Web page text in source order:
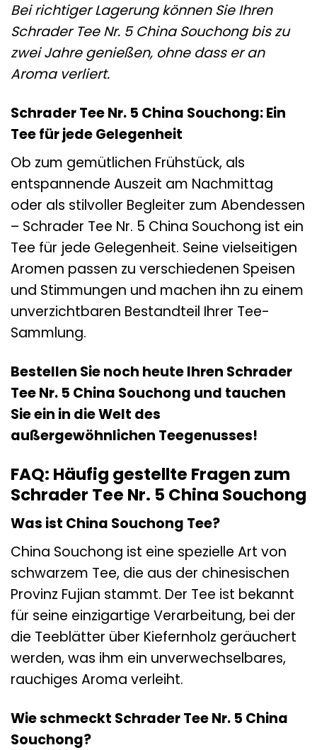
Bei richtiger Lagerung können Sie Ihren
Schrader Tee Nr. 5 China Souchong bis zu
zwei Jahre genießen, ohne dass er an
Aroma verliert.
Schrader Tee Nr. 5 China Souchong: Ein
Tee für jede Gelegenheit
Ob zum gemütlichen Frühstück, als
entspannende Auszeit am Nachmittag
oder als stilvoller Begleiter zum Abendessen
– Schrader Tee Nr. 5 China Souchong ist ein
Tee für jede Gelegenheit. Seine vielseitigen
Aromen passen zu verschiedenen Speisen
und Stimmungen und machen ihn zu einem
unverzichtbaren Bestandteil Ihrer Tee-
Sammlung.
Bestellen Sie noch heute Ihren Schrader
Tee Nr. 5 China Souchong und tauchen
Sie ein in die Welt des
außergewöhnlichen Teegenusses!
FAQ: Häufig gestellte Fragen zum
Schrader Tee Nr. 5 China Souchong
Was ist China Souchong Tee?
China Souchong ist eine spezielle Art von
schwarzem Tee, die aus der chinesischen
Provinz Fujian stammt. Der Tee ist bekannt
für seine einzigartige Verarbeitung, bei der
die Teeblätter über Kiefernholz geräuchert
werden, was ihm ein unverwechselbares,
rauchiges Aroma verleiht.
Wie schmeckt Schrader Tee Nr. 5 China
Souchong?